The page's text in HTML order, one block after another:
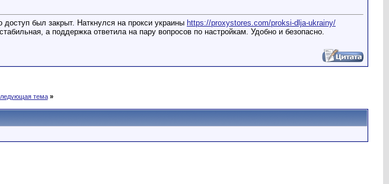
был закрыт. Наткнулся на прокси украины https://proxystores.com/proksi-dlja-ukrainy/
а поддержка ответила на пару вопросов по настройкам. Удобно и безопасно.
тема »